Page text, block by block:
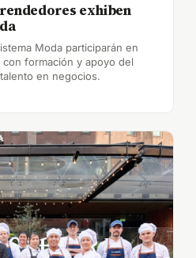
exhiben
Moda participarán en
con formación y apoyo del
en negocios.